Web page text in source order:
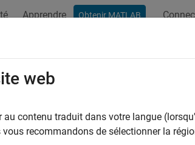
Apprendre Obtenir MATLAB
boundary
boundary coverage absolute tolerance
web
au contenu traduit dans votre langue
vous recommandons de sélectionner la